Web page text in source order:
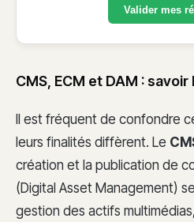
Valider mes
CMS, ECM et DAM :
Il est fréquent de confondre
leurs finalités diffèrent. Le
création et la publication de
(Digital Asset Management)
gestion des actifs